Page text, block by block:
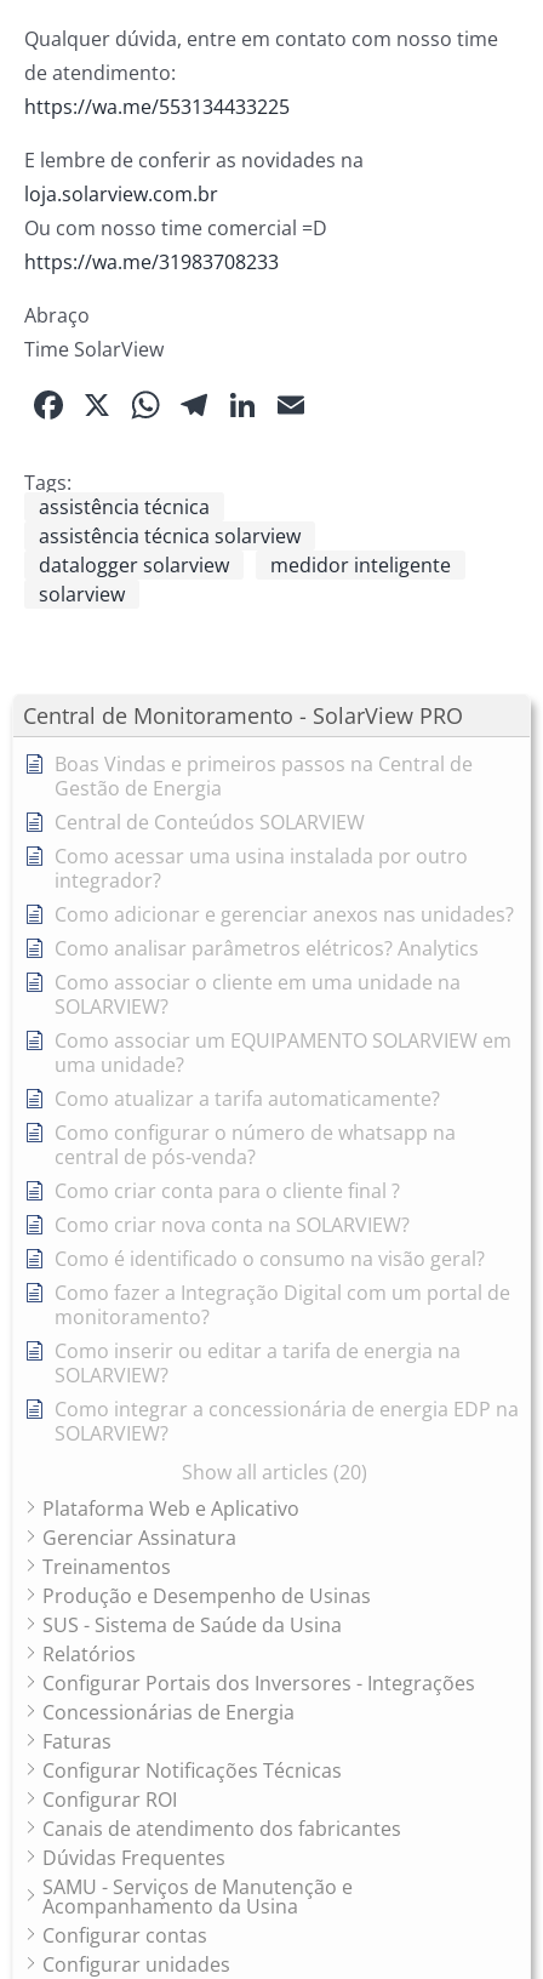
Central de Monitoramento - SolarView PRO
Boas Vindas e primeiros passos na Central de
Gestão de Energia
Central de Conteúdos SOLARVIEW
Como acessar uma usina instalada por outro
integrador?
Como adicionar e gerenciar anexos nas unidades?
Como analisar parâmetros elétricos? Analytics
Como associar o cliente em uma unidade na
SOLARVIEW?
Como associar um EQUIPAMENTO SOLARVIEW em
uma unidade?
Como atualizar a tarifa automaticamente?
Como configurar o número de whatsapp na
central de pós-venda?
Como criar conta para o cliente final ?
Como criar nova conta na SOLARVIEW?
Como é identificado o consumo na visão geral?
Como fazer a Integração Digital com um portal de
monitoramento?
Como inserir ou editar a tarifa de energia na
SOLARVIEW?
Como integrar a concessionária de energia EDP na
SOLARVIEW?
Show all articles (20)
Plataforma Web e Aplicativo
Gerenciar Assinatura
Treinamentos
Produção e Desempenho de Usinas
SUS - Sistema de Saúde da Usina
Relatórios
Configurar Portais dos Inversores - Integrações
Concessionárias de Energia
Faturas
Configurar Notificações Técnicas
Configurar ROI
Canais de atendimento dos fabricantes
Dúvidas Frequentes
SAMU - Serviços de Manutenção e
Acompanhamento da Usina
Configurar contas
Configurar unidades
Qualquer dúvida, entre em contato com nosso time
de atendimento:
https://wa.me/553134433225
E lembre de conferir as novidades na
loja.solarview.com.br
Ou com nosso time comercial =D
https://wa.me/31983708233
Abraço
Time SolarView
Facebook
X WhatsApp
Telegram
LinkedIn
Tags:
assistência técnica
assistência técnica solarview
datalogger solarview
medidor inteligente
solarview